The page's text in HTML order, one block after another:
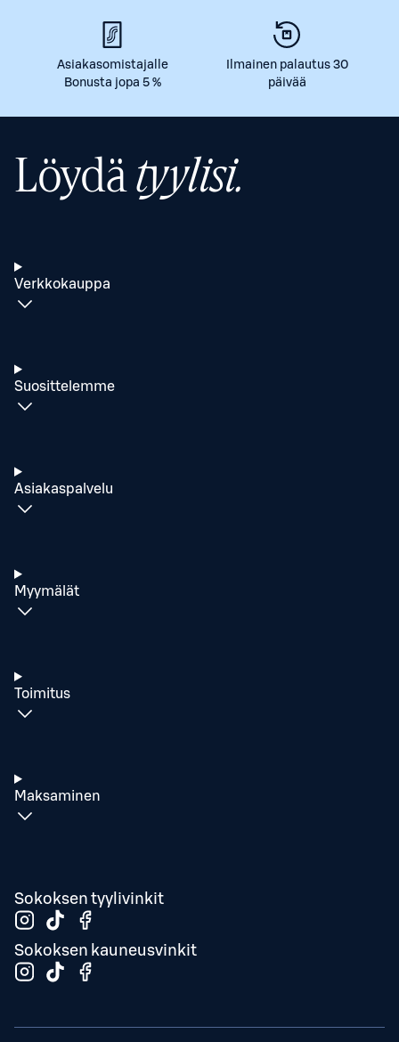
Asiakasomistajalle
Bonusta jopa 5 %
Ilmainen palautus 30
päivää
Löydätyylisi.
Verkkokauppa
Suosittelemme
Asiakaspalvelu
Myymälät
Toimitus
Maksaminen
Sokoksen tyylivinkit
Sokoksen kauneusvinkit